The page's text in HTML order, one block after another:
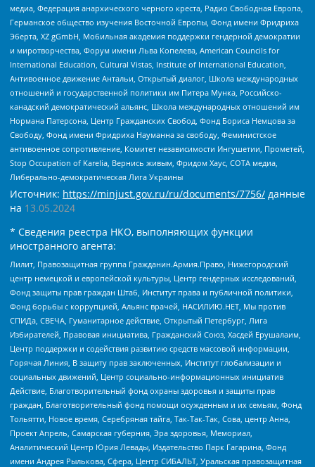
медиа, Федерация анархического черного креста, Радио Свободная Европа,
Германское общество изучения Восточной Европы, Фонд имени Фридриха
Эберта, XZ gGmbH, Мобильная академия поддержки гендерной демократии
и миротворчества, Форум имени Льва Копелева, American Councils for
International Education, Cultural Vistas, Institute of International Education,
Антивоенное движение Антальи, Открытый диалог, Школа международных
отношений и государственной политики им Питера Мунка, Российско-
канадский демократический альянс, Школа международных отношений им
Нормана Патерсона, Центр Гражданских Свобод, Фонд Бориса Немцова за
Свободу, Фонд имени Фридриха Науманна за свободу, Феминистское
антивоенное сопротивление, Комитет независимости Ингушетии, Прометей,
Stop Occupation of Karelia, Вернись живым, Фридом Хаус, СОТА медиа,
Либерально-демократическая Лига Украины
Источник: https://minjust.gov.ru/ru/documents/7756/ данные
на 13.05.2024
* Сведения реестра НКО, выполняющих функции
иностранного агента:
Лилит, Правозащитная группа Гражданин.Армия.Право, Нижегородский
центр немецкой и европейской культуры, Центр гендерных исследований,
Фонд защиты прав граждан Штаб, Институт права и публичной политики,
Фонд борьбы с коррупцией, Альянс врачей, НАСИЛИЮ.НЕТ, Мы против
СПИДа, СВЕЧА, Гуманитарное действие, Открытый Петербург, Лига
Избирателей, Правовая инициатива, Гражданский Союз, Хасдей Ерушалаим,
Центр поддержки и содействия развитию средств массовой информации,
Горячая Линия, В защиту прав заключенных, Институт глобализации и
социальных движений, Центр социально-информационных инициатив
Действие, Благотворительный фонд охраны здоровья и защиты прав
граждан, Благотворительный фонд помощи осужденным и их семьям, Фонд
Тольятти, Новое время, Серебряная тайга, Так-Так-Так, Сова, центр Анна,
Проект Апрель, Самарская губерния, Эра здоровья, Мемориал,
Аналитический Центр Юрия Левады, Издательство Парк Гагарина, Фонд
имени Андрея Рылькова, Сфера, Центр СИБАЛЬТ, Уральская правозащитная